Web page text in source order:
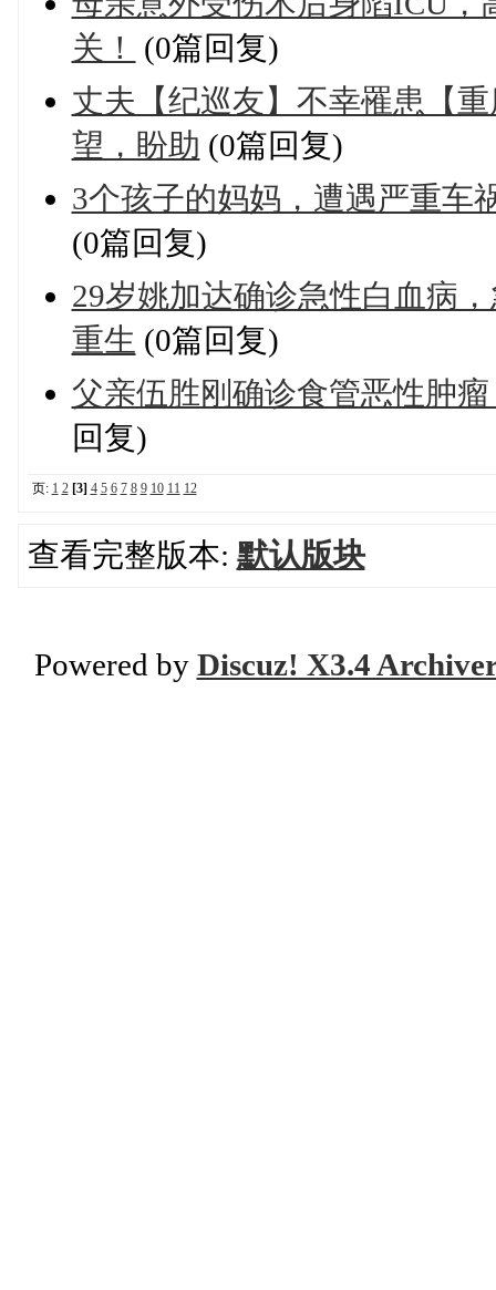
关！
(0篇回复)
丈夫【纪巡友】不幸罹患【
望，盼助 (0篇回复)
3个孩子的妈妈，遭遇严重车
(0篇回复)
29岁姚加达确诊急性白血病
重生 (0篇回复)
父亲伍胜刚确诊食管恶性肿
回复)
页: 1 2 [3] 4 5 6 7 8 9 10 11 12
查看完整版本: 默认版块
Powered by Discuz! X3.4